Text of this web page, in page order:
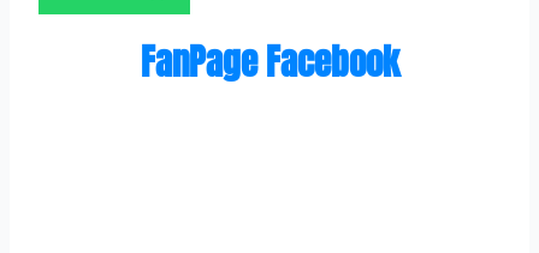
FanPage Facebook